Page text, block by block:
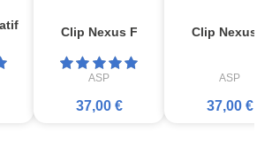
Clip Nexus F
ASP
37,00 €
Clip Nexus T
ASP
37,00 €